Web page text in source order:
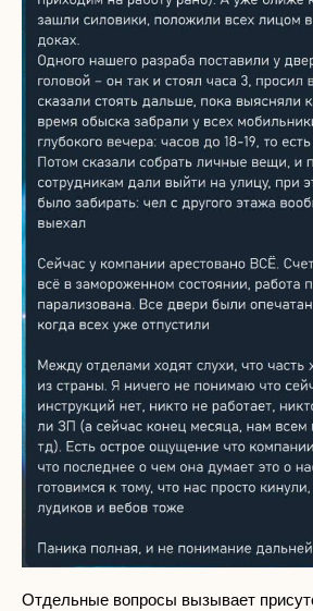
Отдельные вопросы вызывает